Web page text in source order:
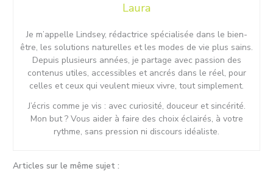
Laura
Je m’appelle Lindsey, rédactrice spécialisée dans le bien-
être, les solutions naturelles et les modes de vie plus sains.
Depuis plusieurs années, je partage avec passion des
contenus utiles, accessibles et ancrés dans le réel, pour
celles et ceux qui veulent mieux vivre, tout simplement.
J’écris comme je vis : avec curiosité, douceur et sincérité.
Mon but ? Vous aider à faire des choix éclairés, à votre
rythme, sans pression ni discours idéaliste.
Articles sur le même sujet :